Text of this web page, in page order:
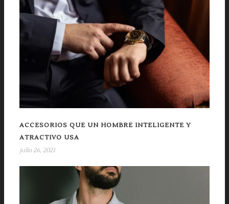
ACCESORIOS QUE UN HOMBRE INTELIGENTE Y
ATRACTIVO USA
julio 26, 2021